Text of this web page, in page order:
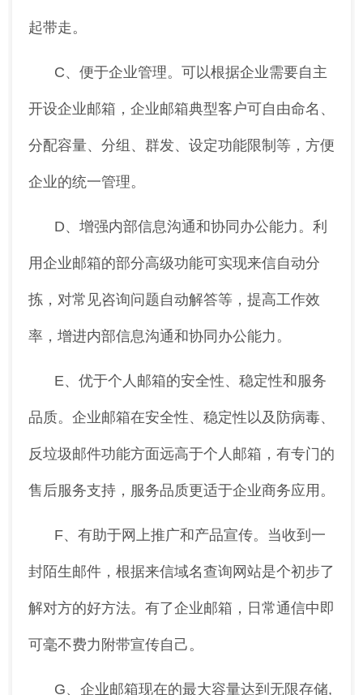
起带走。
C、便于企业管理。可以根据企业需要自主
开设企业邮箱，企业邮箱典型客户可自由命名、
分配容量、分组、群发、设定功能限制等，方便
企业的统一管理。
D、增强内部信息沟通和协同办公能力。利
用企业邮箱的部分高级功能可实现来信自动分
拣，对常见咨询问题自动解答等，提高工作效
率，增进内部信息沟通和协同办公能力。
E、优于个人邮箱的安全性、稳定性和服务
品质。企业邮箱在安全性、稳定性以及防病毒、
反垃圾邮件功能方面远高于个人邮箱，有专门的
售后服务支持，服务品质更适于企业商务应用。
F、有助于网上推广和产品宣传。当收到一
封陌生邮件，根据来信域名查询网站是个初步了
解对方的好方法。有了企业邮箱，日常通信中即
可毫不费力附带宣传自己。
G、企业邮箱现在的最大容量达到无限存储,